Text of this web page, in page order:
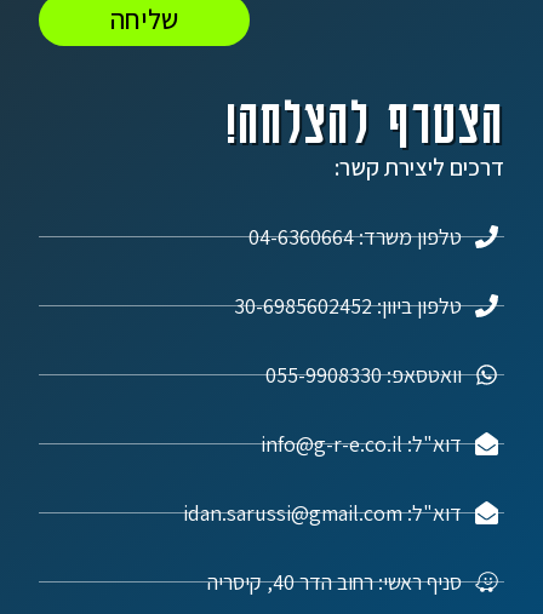
הצטרף להצלחה!
דרכים ליצירת קשר:
טלפון משרד: 04-6360664
טלפון ביוון: 30-6985602452
וואטסאפ: 055-9908330
דוא"ל: info@g-r-e.co.il
דוא"ל: idan.sarussi@gmail.com
סניף ראשי: רחוב הדר 40, קיסריה
שליחה